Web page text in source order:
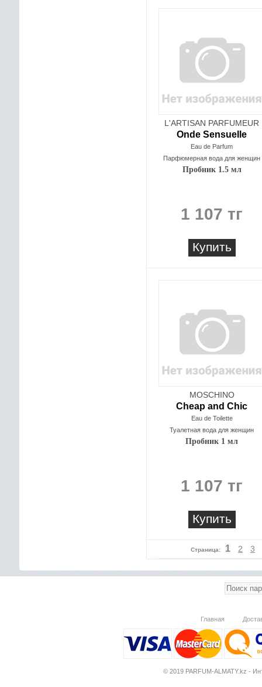
L'ARTISAN PARFUMEUR
Onde Sensuelle
Eau de Parfum
Парфюмерная вода для женщин
Пробник 1.5 мл
1 107 тг
Купить
MOSCHINO
Cheap and Chic
Eau de Toilette
Туалетная вода для женщин
Пробник 1 мл
1 107 тг
Купить
Страница: 1 2 3
Главная
© 2019 PARFUM-ALMATY.kz -